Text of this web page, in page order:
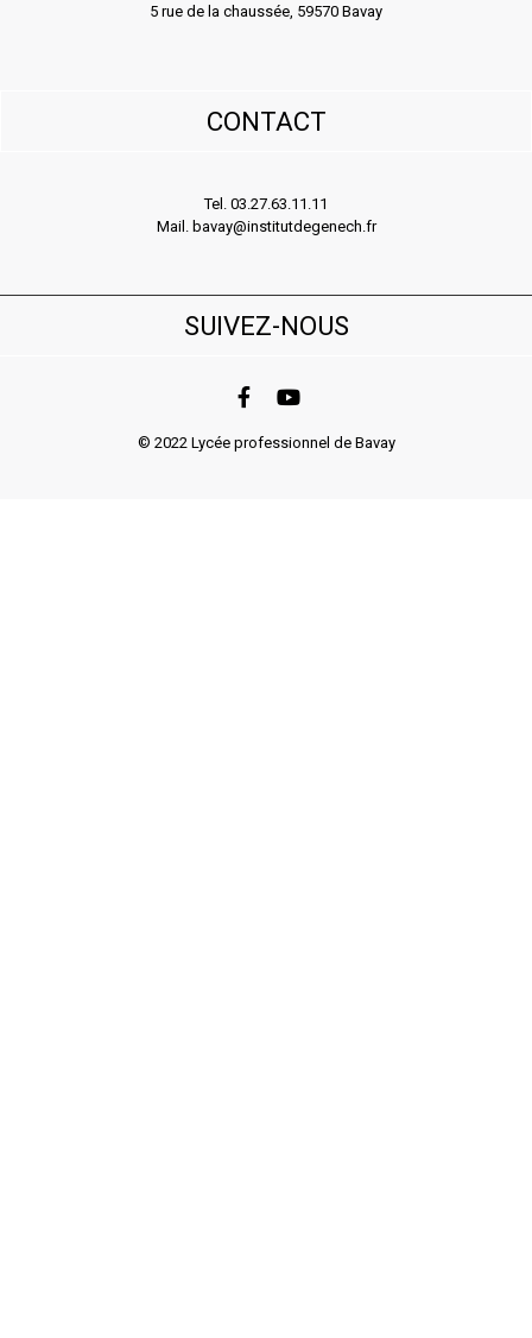
5 rue de la chaussée, 59570 Bavay
CONTACT
Tel. 03.27.63.11.11
Mail. bavay@institutdegenech.fr
SUIVEZ-NOUS
© 2022 Lycée professionnel de Bavay